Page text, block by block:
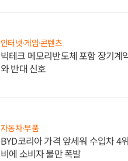
인터넷·게임·콘텐츠
빅테크 메모리반도체 포함 장기계
와 반대 신호
자동차·부품
BYD코리아 가격 앞세워 수입차 4
비에 소비자 불만 폭발